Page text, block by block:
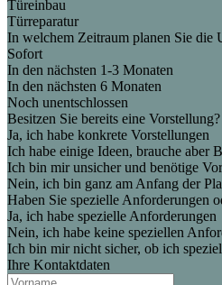
Türeinbau
Türreparatur
In welchem Zeitraum planen Sie die
Sofort
In den nächsten 1-3 Monaten
In den nächsten 6 Monaten
Noch unentschlossen
Besitzen Sie bereits eine Vorstellung?
Ja, ich habe konkrete Vorstellungen
Ich habe einige Ideen, brauche aber
Ich bin mir unsicher und benötige
Nein, ich bin ganz am Anfang der
Haben Sie spezielle Anforderungen
Ja, ich habe spezielle Anforderungen
Nein, ich habe keine speziellen
Ich bin mir nicht sicher, ob ich
Ihre Kontaktdaten